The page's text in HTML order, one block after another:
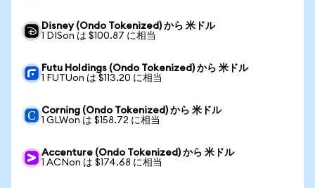
Disney (Ondo Tokenized) から 米ドル
1 DISon は $100.87 に相当
Futu Holdings (Ondo Tokenized) から 米ドル
1 FUTUon は $113.20 に相当
Corning (Ondo Tokenized) から 米ドル
1 GLWon は $158.72 に相当
Accenture (Ondo Tokenized) から 米ドル
1 ACNon は $174.68 に相当